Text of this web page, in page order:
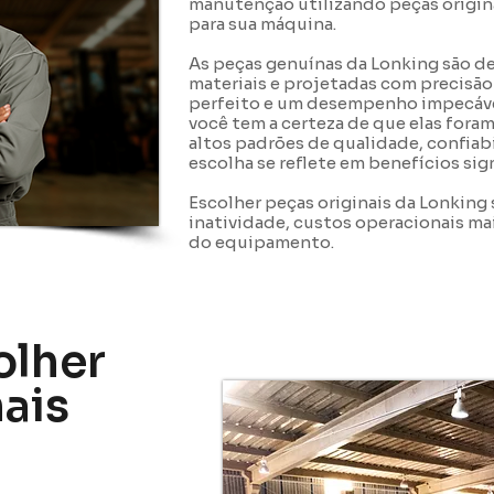
para sua máquina.
As peças genuínas da Lonking são
materiais e projetadas com
perfeito e um desempenho
você tem a certeza de que elas
altos padrões de qualidade,
escolha se reflete em benefícios
Escolher peças originais da
inatividade, custos operacionais
do equipamento.